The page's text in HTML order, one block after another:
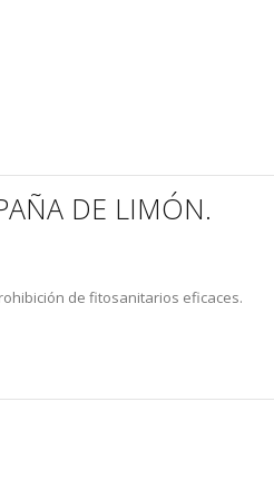
DE LIMÓN.
de fitosanitarios eficaces.